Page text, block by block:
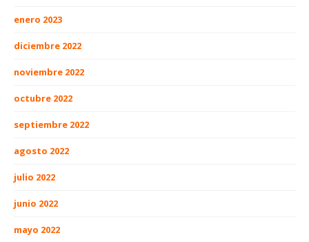
enero 2023
diciembre 2022
noviembre 2022
octubre 2022
septiembre 2022
agosto 2022
julio 2022
junio 2022
mayo 2022